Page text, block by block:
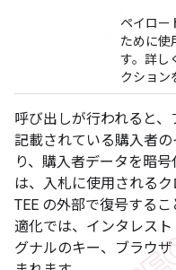
ペイロー
ために使
す。詳し
クション
呼び出しが行われると、
記載されている購入者
り、購入者データを暗
は、入札に使用されるク
TEE の外部で復号する
適化では、インタレス
グナルのキー、ブラウ